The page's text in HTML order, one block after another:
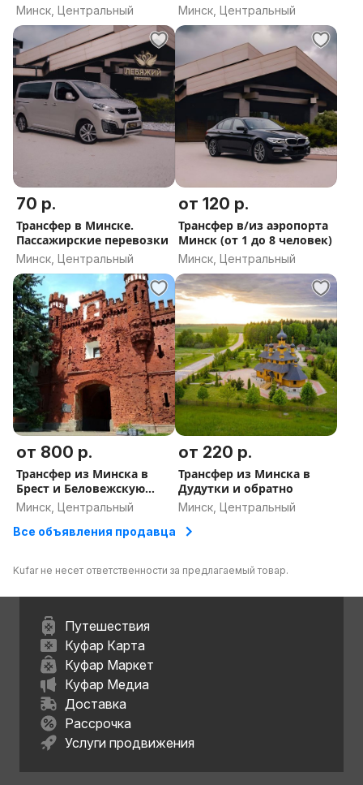
Минск, Центральный Минск, Центральный
70 р.
Трансфер в Минске.
Пассажирские перевозки
Минск, Центральный
от 120 р.
Трансфер в/из аэропорта
Минск (от 1 до 8 человек)
Минск, Центральный
от 800 р.
Трансфер из Минска в
Брест и Беловежскую
пущу и обратно
Минск, Центральный
от 220 р.
Трансфер из Минска в
Дудутки и обратно
Минск, Центральный
Все объявления продавца
Kufar не несет ответственности за предлагаемый товар.
Путешествия
Куфар Карта
Куфар Маркет
Куфар Медиа
Доставка
Рассрочка
Услуги продвижения